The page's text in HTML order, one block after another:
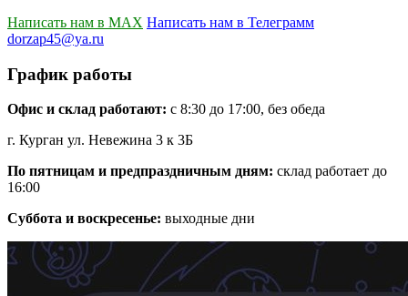
Написать нам в MAX Написать нам в Телеграмм
dorzap45@ya.ru
График работы
Офис и склад работают: с 8:30 до 17:00, без обеда
г. Курган ул. Невежина 3 к 3Б
По пятницам и предпраздничным дням: склад работает до
16:00
Суббота и воскресенье: выходные дни